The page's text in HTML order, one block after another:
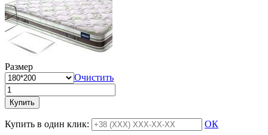
Размер
Очистить
Купить
Купить в один клик: ОК